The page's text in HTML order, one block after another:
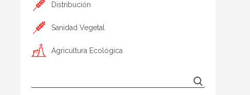
Distribución
Sanidad Vegetal
Agricultura Ecológica